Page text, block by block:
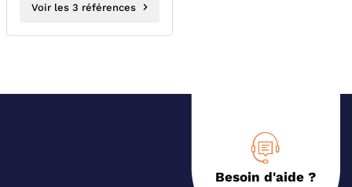
Voir les 3 références
Besoin d'aide ?